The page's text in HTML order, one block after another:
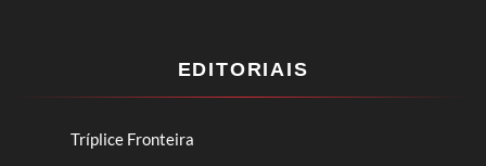
EDITORIAIS
Tríplice Fronteira